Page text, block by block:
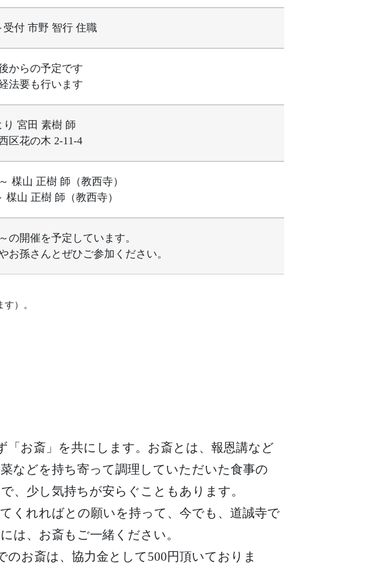
受付 市野 智行 住職
からの予定です
法要も行います
り 宮田 素樹 師
区花の木 2-11-4
楳山 正樹 師（教西寺）
楳山 正樹 師（教西寺）
の開催を予定しています。
お孫さんとぜひご参加ください。
）。
お斎」を共にします。お斎とは、報恩講など
などを持ち寄って調理していただいた食事の
、少し気持ちが安らぐこともあります。
くれればとの願いを持って、今でも、道誠寺で
は、お斎もご一緒ください。
お斎は、協力金として500円頂いておりま